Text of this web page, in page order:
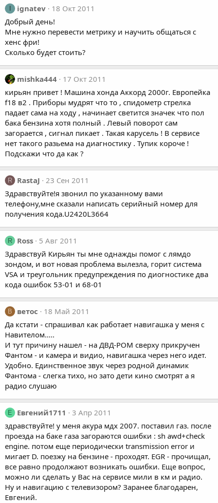
ignatev
18 Окт 2011
Добрый день!
Мне нужно перевести метрику и научить общаться с
хенс фри!
Сколько будет стоить?
mishka444
17 Окт 2011
кирьян привет ! Машина хонда Аккорд 2000г. Европейка
f18 в2 . Приборы мудрят что то , спидометр стрелка
падает сама на ходу , начинает светится значек что пол
бака бензина хотя полный . Левый поворот сам
загорается , сигнал пикает . Такая карусель ! В сервисе
нет такого разьема на диагностику . Тупик короче !
Подскажи что да как ?
R RastaJ
23 Сен 2011
Здравствуйте!я звонил по указанному вами
телефону,мне сказали написать серийный номер для
получения кода.U2420L3664
R Ross
5 Авг 2011
Здравствуй Кирьян ты мне однажды помог с лямдо
зондом, и вот новая проблема вылезла, горит система
VSA и треугольник предупреждения по диогностике два
кода ошибок 53-01 и 68-01
В ветос
18 Май 2011
Да кстати - спрашивал как работает навигашка у меня с
Навителом.....
И тут причину нашел - на ДВД-РОМ сверху прикручен
Фантом - и камера и видио, навигашка через него идет.
Удобно. Единственное звук через родной динамик
Фантома - слегка тихо, но зато дети кино смотрят а я
радио слушаю
Е Евгений1711
3 Апр 2011
здравствуйте! у меня акура мдх 2007. поставил газ. после
проезда на баке газа загораются ошибки : sh awd+check
engine. потом еще периодически transmission error и
мигает D. поезжу на бензине - проходят. EGR - прочищал,
все равно продолжают возникать ошибки. Еще вопрос,
можно ли сделать у Вас на сервисе мили в км и радио.
Ну и навигацию с телевизором? Заранее благодарен,
Евгений.